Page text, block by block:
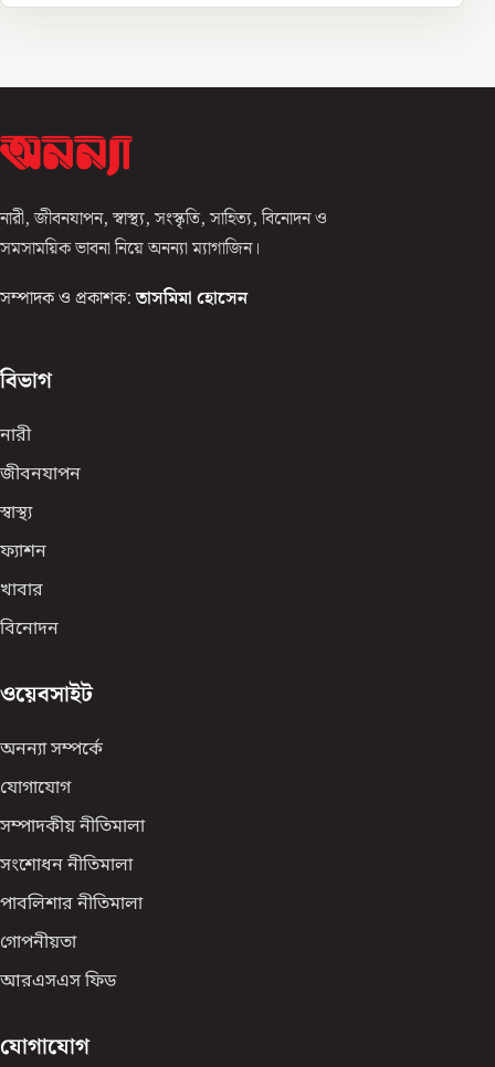
নারী, জীবনযাপন, স্বাস্থ্য, সংস্কৃতি, সাহিত্য, বিনোদন ও
সমসাময়িক ভাবনা নিয়ে অনন্যা ম্যাগাজিন।
সম্পাদক ও প্রকাশক: তাসমিমা হোসেন
বিভাগ
নারী
জীবনযাপন
স্বাস্থ্য
ফ্যাশন
খাবার
বিনোদন
ওয়েবসাইট
অনন্যা সম্পর্কে
যোগাযোগ
সম্পাদকীয় নীতিমালা
সংশোধন নীতিমালা
পাবলিশার নীতিমালা
গোপনীয়তা
আরএসএস ফিড
যোগাযোগ